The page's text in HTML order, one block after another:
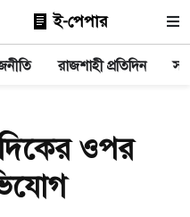
ই-পেপার
রাজশাহী প্রতিদিন
ওপর